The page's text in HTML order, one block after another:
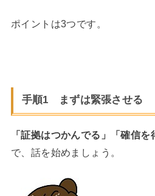
ポイントは3つです。
手順1 まずは緊張させる
「証拠はつかんでる」「確信を
で、話を始めましょう。